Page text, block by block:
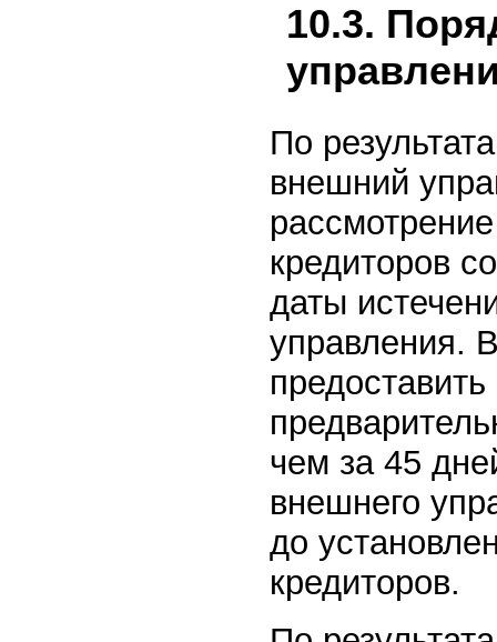
10.3.
По
внешний
кредиторов
даты
управления.
чем за 45
внешнего
до
кредиторов.